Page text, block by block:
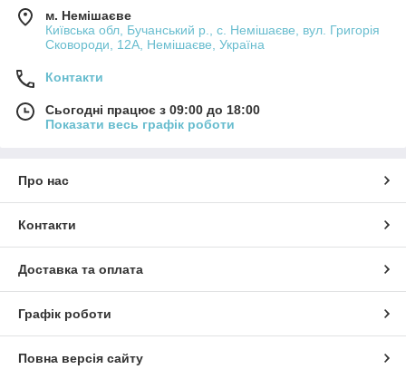
м. Немішаєве
Київська обл, Бучанський р., с. Немішаєве, вул. Григорія
Сковороди, 12А, Немішаєве, Україна
Контакти
Сьогодні працює з 09:00 до 18:00
Показати весь графік роботи
Про нас
Контакти
Доставка та оплата
Графік роботи
Повна версія сайту